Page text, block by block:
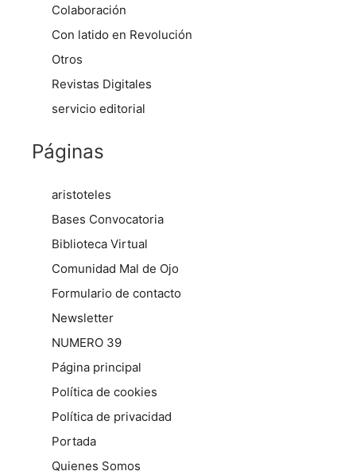
Colaboración
Con latido en Revolución
Otros
Revistas Digitales
servicio editorial
Páginas
aristoteles
Bases Convocatoria
Biblioteca Virtual
Comunidad Mal de Ojo
Formulario de contacto
Newsletter
NUMERO 39
Página principal
Política de cookies
Política de privacidad
Portada
Quienes Somos